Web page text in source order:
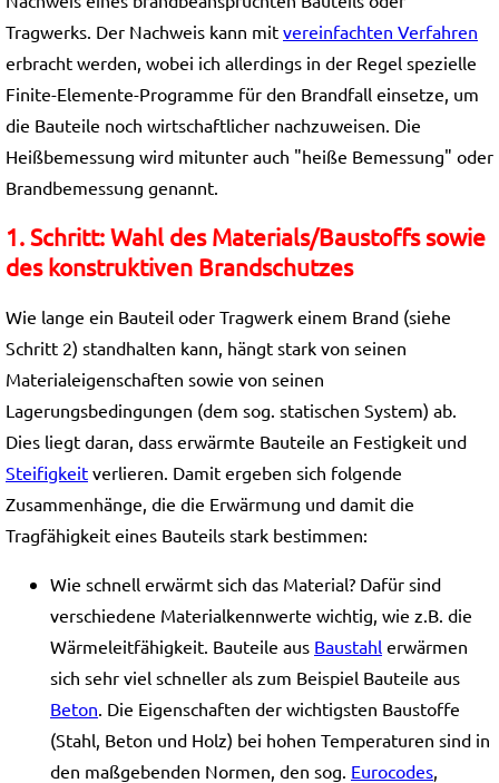
Tragwerks. Der Nachweis kann mit vereinfachten Verfahren
erbracht werden, wobei ich allerdings in der Regel spezielle
Finite-Elemente-Programme für den Brandfall einsetze, um
die Bauteile noch wirtschaftlicher nachzuweisen. Die
Heißbemessung wird mitunter auch "heiße Bemessung" oder
Brandbemessung genannt.
1. Schritt: Wahl des Materials/Baustoffs sowie
des konstruktiven Brandschutzes
Wie lange ein Bauteil oder Tragwerk einem Brand (siehe
Schritt 2) standhalten kann, hängt stark von seinen
Materialeigenschaften sowie von seinen
Lagerungsbedingungen (dem sog. statischen System) ab.
Dies liegt daran, dass erwärmte Bauteile an Festigkeit und
Steifigkeit verlieren. Damit ergeben sich folgende
Zusammenhänge, die die Erwärmung und damit die
Tragfähigkeit eines Bauteils stark bestimmen:
Wie schnell erwärmt sich das Material? Dafür sind
verschiedene Materialkennwerte wichtig, wie z.B. die
Wärmeleitfähigkeit. Bauteile aus Baustahl erwärmen
sich sehr viel schneller als zum Beispiel Bauteile aus
Beton. Die Eigenschaften der wichtigsten Baustoffe
(Stahl, Beton und Holz) bei hohen Temperaturen sind in
den maßgebenden Normen, den sog. Eurocodes,